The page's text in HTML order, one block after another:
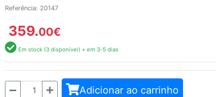
Referência: 20147
359.00€
Em stock (3 disponível) + em 3-5 dias
Quantidade Adicionar ao carrinho